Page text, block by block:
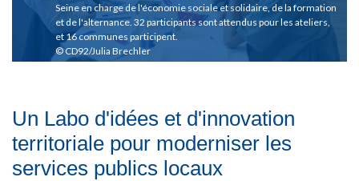
Seine en charge de l'économie sociale et solidaire, de la formation
et de l'alternance. 32 participants sont attendus pour les ateliers,
et 16 communes participent.
CD92/Julia Brechler
Un Labo d'idées et d'innovation
territoriale pour moderniser les
services publics locaux